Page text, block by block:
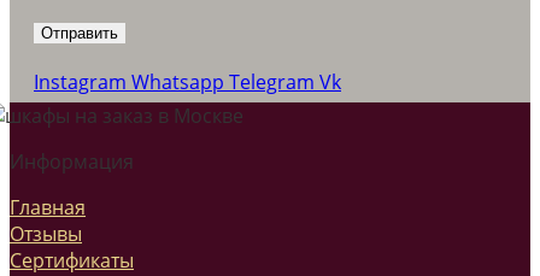
Instagram Whatsapp Telegram Vk
Информация
Главная
Отзывы
Сертификаты